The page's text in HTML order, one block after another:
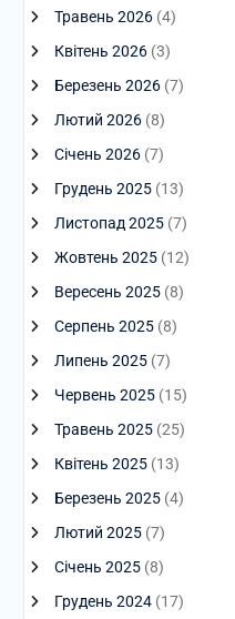
Травень 2026(4)
Квітень 2026(3)
Березень 2026(7)
Лютий 2026(8)
Січень 2026(7)
Грудень 2025(13)
Листопад 2025(7)
Жовтень 2025(12)
Вересень 2025(8)
Серпень 2025(8)
Липень 2025(7)
Червень 2025(15)
Травень 2025(25)
Квітень 2025(13)
Березень 2025(4)
Лютий 2025(7)
Січень 2025(8)
Грудень 2024(17)